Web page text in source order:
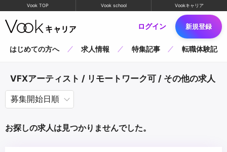
Vook TOP Vook school Vookキャリア
ログイン 新規登録
はじめての方へ 求人情報 特集記事 転職体験記
VFXアーティスト / リモートワーク可 / その他の求人
お探しの求人は見つかりませんでした。